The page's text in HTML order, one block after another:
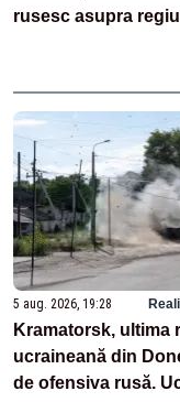
rusesc asupra
5 aug. 2026, 19:28
Kramatorsk, ultima
ucraineană din
de ofensiva rusă.